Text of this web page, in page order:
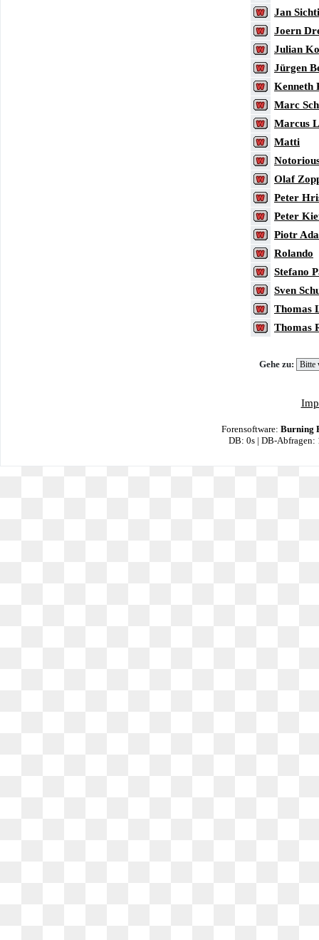
Jan
Joern
Julian
Jürgen
Kenneth
Marc
Marcus
Matti
Olaf
Peter
Peter
Piotr
Rolando
Stefano
Sven
Thomas
Thomas
Gehe zu:
Forensoftware: Burning
DB: 0s | DB-Abfragen: